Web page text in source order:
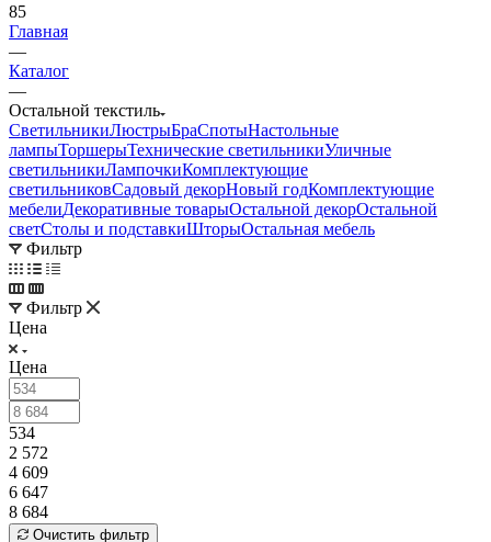
85
Главная
—
Каталог
—
Остальной текстиль
СветильникиЛюстрыБраСпотыНастольные
лампыТоршерыТехнические светильникиУличные
светильникиЛампочкиКомплектующие
светильниковСадовый декорНовый годКомплектующие
мебелиДекоративные товарыОстальной декорОстальной
светСтолы и подставкиШторыОстальная мебель
Фильтр
Фильтр
Цена
Цена
534
2 572
4 609
6 647
8 684
Очистить фильтр